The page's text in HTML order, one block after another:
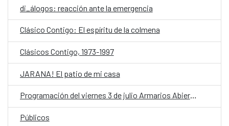
di_álogos: reacción ante la emergencia
Clásico Contigo: El espíritu de la colmena
Clásicos Contigo, 1973-1997
JARANA! El patio de mi casa
Programación del viernes 3 de julio Armarios Abiertos
Públicos